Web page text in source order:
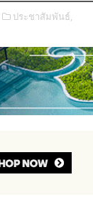
ประชาสัมพันธ์,